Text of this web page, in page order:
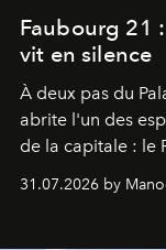
Faubourg 21
vit en silence
À deux pas du
abrite l'un des
de la capitale : le
31.07.2026 by